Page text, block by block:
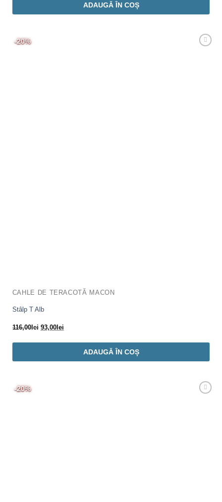
94,00lei.
ADAUGĂ ÎN COȘ
-20%
CAHLE DE TERACOTĂ MACON
Stâlp T Alb
116,00lei Prețul
93,00leiPrețul
93,00lei.
ADAUGĂ ÎN COȘ
-20%